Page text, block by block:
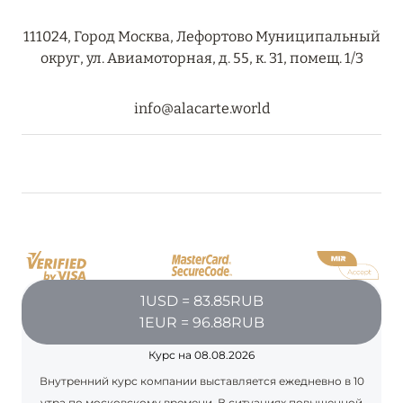
КОНЦЕПЦИЯ «ВСЁ ВКЛЮЧЕНО – ВСЁ
ЭКСКЛЮЗИВНО»
HÔTEL BARRIÈRE LES NEIGES
HÔTEL BARRIÈRE LES NEIGES
111024, Город Москва, Лефортово Муниципальный
округ, ул. Авиамоторная, д. 55, к. 31, помещ. 1/3
info@alacarte.world
1USD = 83.85RUB
1EUR = 96.88RUB
Курс на 08.08.2026
Внутренний курс компании выставляется ежедневно в 10